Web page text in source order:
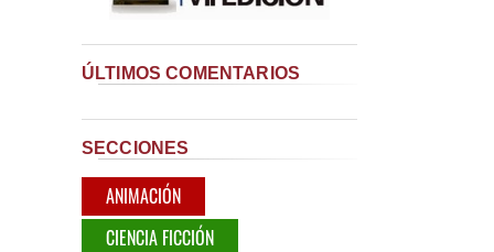
ÚLTIMOS COMENTARIOS
SECCIONES
ANIMACIÓN
CIENCIA FICCIÓN